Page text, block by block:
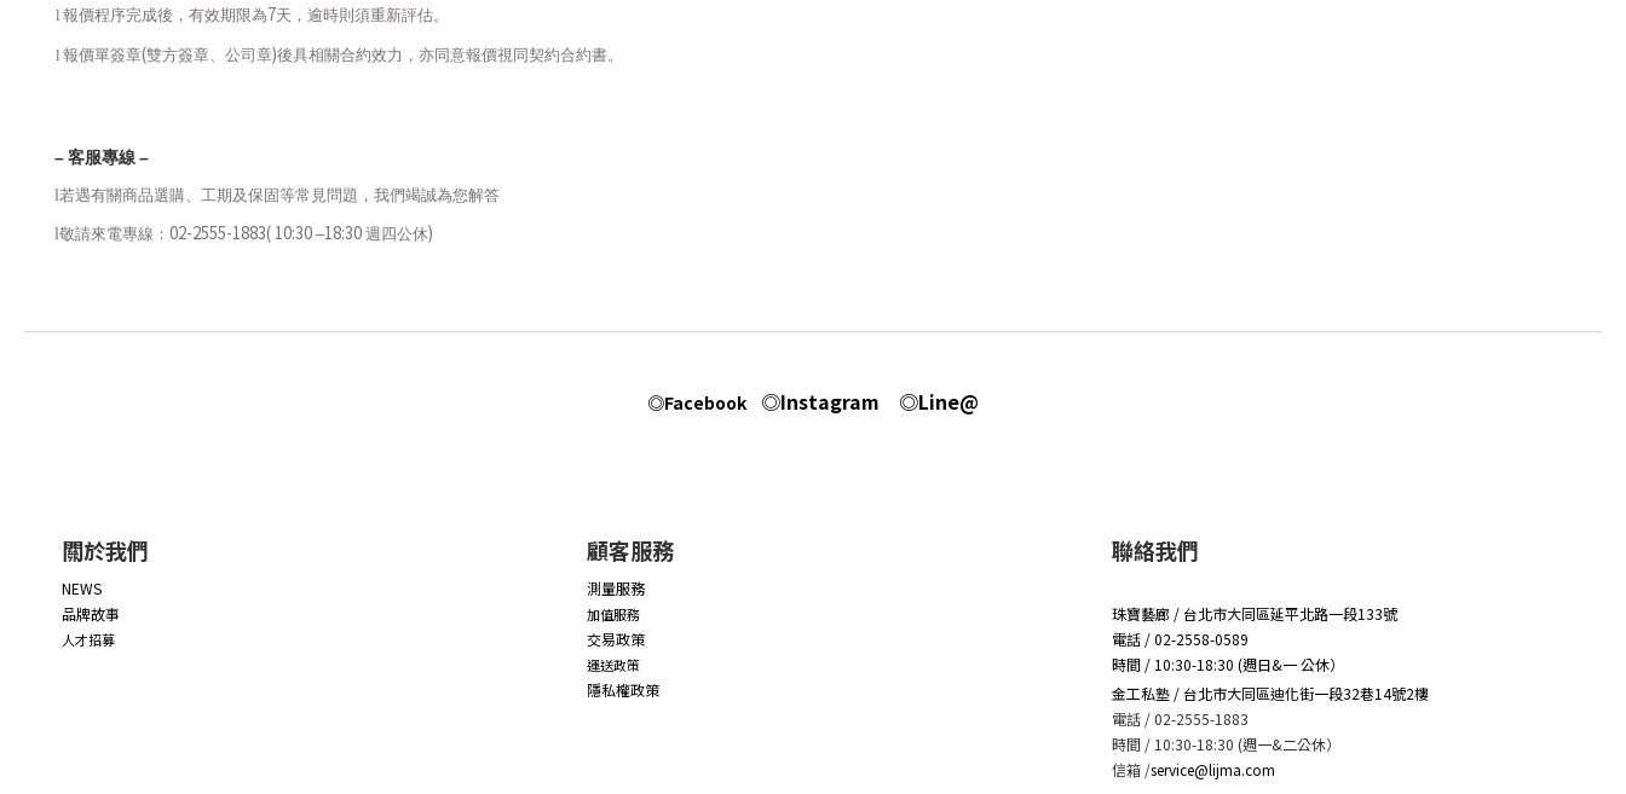
l 報價程序完成後，有效期限為7天，逾時則須重新評估。
l 報價單簽章(雙方簽章、公司章)後具相關合約效力，亦同意報價視同契約合約書。
–客服專線–
l若遇有關商品選購、工期及保固等常見問題，我們竭誠為您解答
l敬請來電專線： 02-2555-1883( 10:30 –18:30 週四公休)
◎Facebook ◎Instagram ◎Line@
關於我們
NEWS
品牌故事
人才招募
顧客服務
測量服務
加值服務
交易政策
運送政策
隱私權政策
聯絡我們
珠寶藝廊 / 台北市大同區延平北路一段133號
電話 / 02-2558-0589
時間 / 10:30-18:30 (週日&一 公休）
金工私塾 / 台北市大同區迪化街一段32巷14號2樓
電話 / 02-2555-1883
時間 / 10:30-18:30 (週一&二公休）
信箱 /service@lijma.com